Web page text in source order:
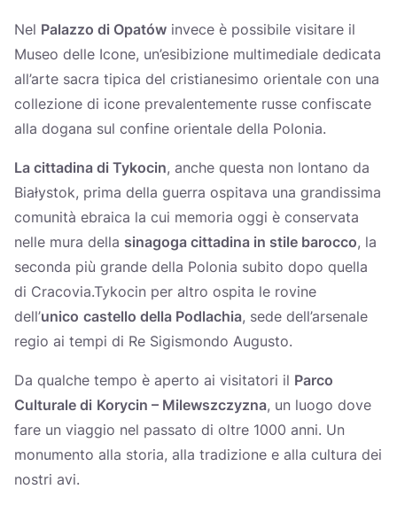
Nel Palazzo di Opatów invece è possibile visitare il
Museo delle Icone, un’esibizione multimediale dedicata
all’arte sacra tipica del cristianesimo orientale con una
collezione di icone prevalentemente russe confiscate
alla dogana sul confine orientale della Polonia.
La cittadina di Tykocin, anche questa non lontano da
Białystok, prima della guerra ospitava una grandissima
comunità ebraica la cui memoria oggi è conservata
nelle mura della sinagoga cittadina in stile barocco, la
seconda più grande della Polonia subito dopo quella
di Cracovia.Tykocin per altro ospita le rovine
dell’unico castello della Podlachia, sede dell’arsenale
regio ai tempi di Re Sigismondo Augusto.
Da qualche tempo è aperto ai visitatori il Parco
Culturale di Korycin – Milewszczyzna, un luogo dove
fare un viaggio nel passato di oltre 1000 anni. Un
monumento alla storia, alla tradizione e alla cultura dei
nostri avi.